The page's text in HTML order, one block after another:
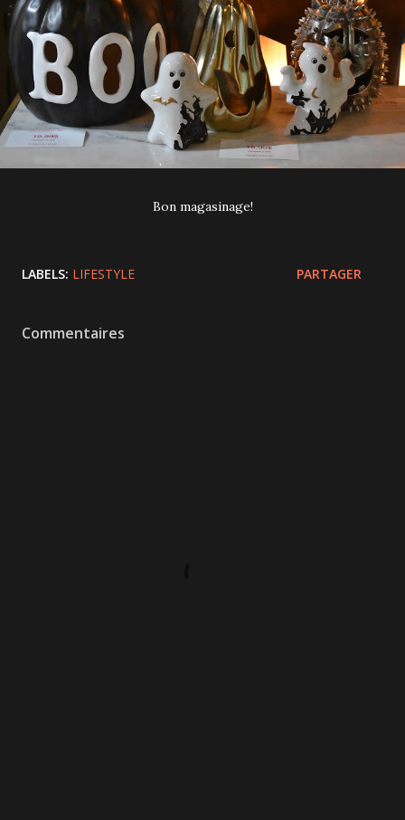
Bon magasinage!
LABELS: LIFESTYLE PARTAGER
Commentaires